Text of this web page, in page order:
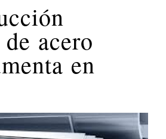
acero
en